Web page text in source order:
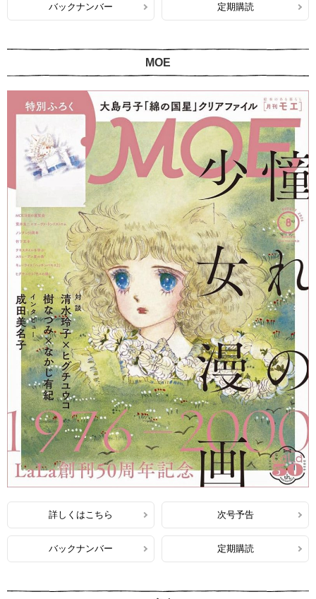
バックナンバー 定期購読
MOE
詳しくはこちら 次号予告
バックナンバー 定期購読